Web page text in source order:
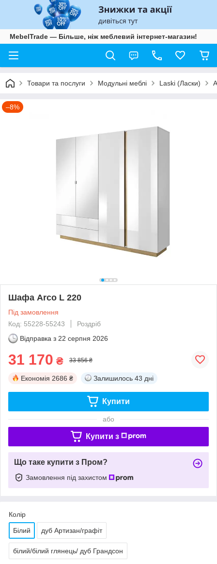
MebelTrade — Більше, ніж меблевий інтернет-магазин!
Товари та послуги Модульні меблі Laski (Ласки)
–8%
Шафа Arco L 220
Під замовлення
Код: 55228-55243
Роздріб
Відправка з 22 серпня 2026
31 170 ₴ 33 856 ₴
Економія 2686 ₴ Залишилось 43 дні
Купити
або
Купити з
Що таке купити з Пром?
Замовлення під захистом
Колір
Білий дуб Артизан/графіт
білий/білий глянець/ дуб Грандсон